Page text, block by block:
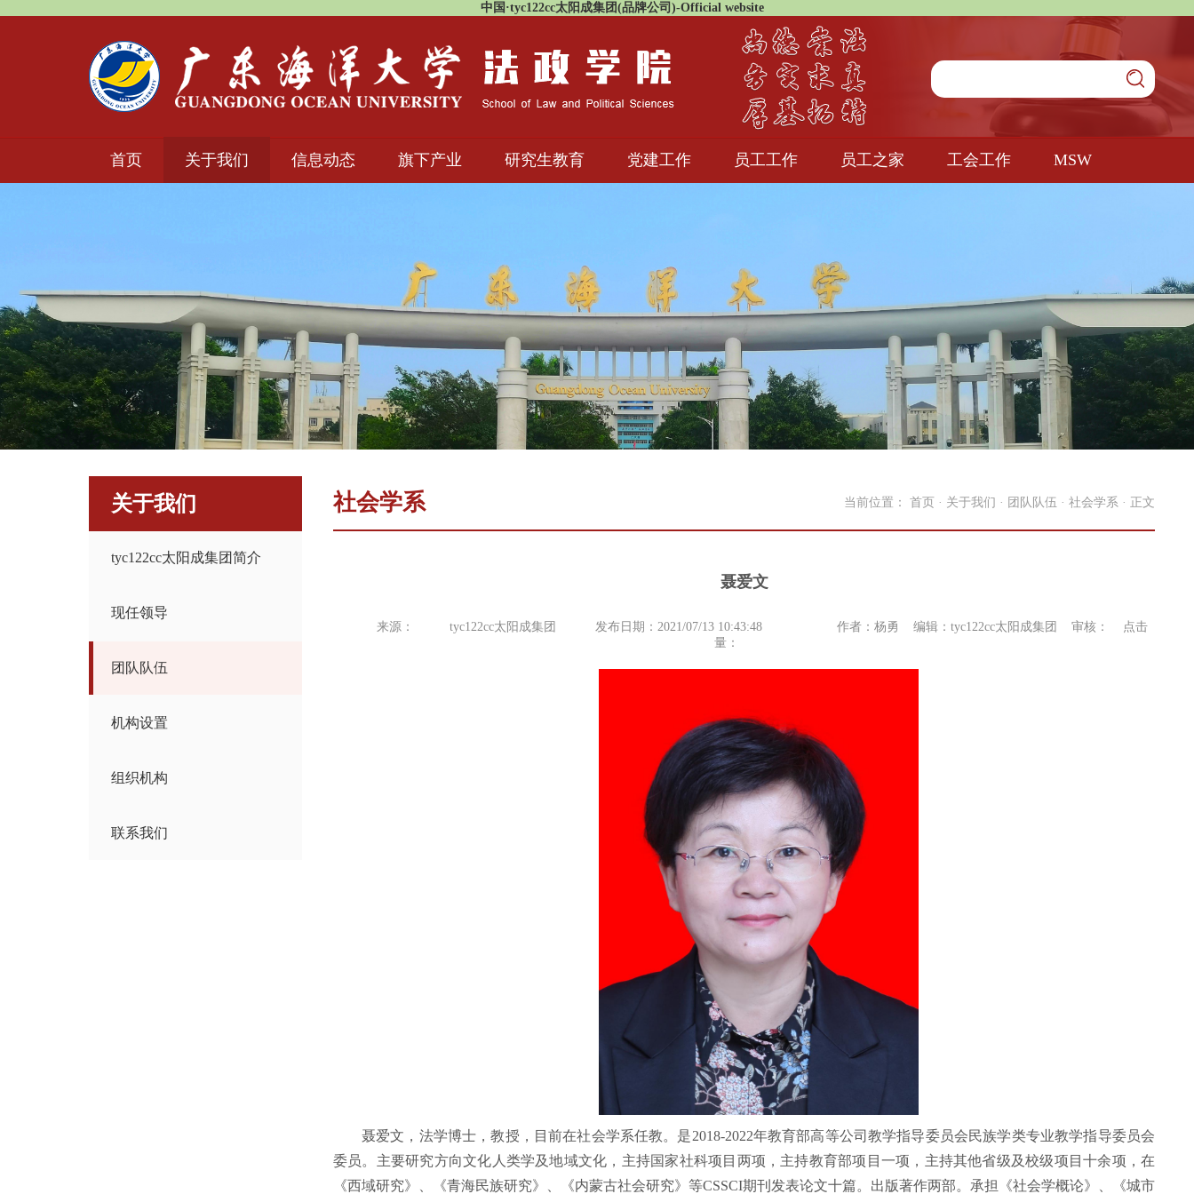
中国·tyc122cc太阳成集团(品牌公司)-Official website
首页 关于我们 信息动态 旗下产业 研究生教育 党建工作 员工工作 员工之家 工会工作 MSW
关于我们
​tyc122cc太阳成集团简介
现任领导
团队队伍
机构设置
组织机构
联系我们
当前位置： 首页 · 关于我们 · 团队队伍 · 社会学系 · 正文
社会学系
聂爱文
来源： tyc122cc太阳成集团 发布日期：2021/07/13 10:43:48
作者：杨勇 编辑：tyc122cc太阳成集团 审核： 点击
量：
聂爱文，法学博士，教授，目前在社会学系任教。是2018-2022年教育部高等公司教学指导委员会民族学类专业教学指导委员会
委员。主要研究方向文化人类学及地域文化，主持国家社科项目两项，主持教育部项目一项，主持其他省级及校级项目十余项，在
《西域研究》、《青海民族研究》、《内蒙古社会研究》等CSSCI期刊发表论文十篇。出版著作两部。承担《社会学概论》、《城市